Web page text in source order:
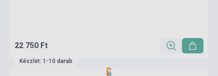
22 750 Ft
Készlet: 1-10 darab